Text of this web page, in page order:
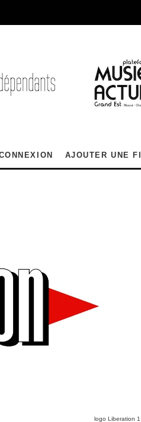
AJOUTER UNE
logo Liberation